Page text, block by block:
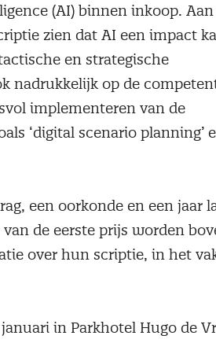
(AI) binnen inkoop. Aan
zien dat AI een impact
en strategische
nadrukkelijk op de
implementeren van de
‘digital scenario planning’
een oorkonde en een jaar
de eerste prijs worden
over hun scriptie, in het
in Parkhotel Hugo de